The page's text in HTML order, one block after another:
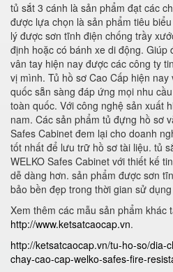
tủ sắt 3 cánh là sản phẩm đạt các
được lựa chọn là sản phẩm tiêu
lý được sơn tĩnh điện chống trầy
định hoặc có bánh xe di động.
vân tay hiện nay được các công ty
vị mình. Tủ hồ sơ Cao Cấp hiện
quốc sẵn sàng đáp ứng mọi nhu
toàn quốc. Với công nghệ sản xuất
nam. Các sản phẩm tủ đựng hồ sơ
Safes Cabinet đem lại cho doanh
tốt nhất để lưu trữ hồ sơ tài liệu. tủ
WELKO Safes Cabinet với thiết kế
dễ dàng hơn. sản phẩm được sơn
bảo bền đẹp trong thời gian sử
Xem thêm các mẫu sản phẩm khác
http://www.ketsatcaocap.vn.
http://ketsatcaocap.vn/tu-ho-so/dia-
chay-cao-cap-welko-safes-fire-